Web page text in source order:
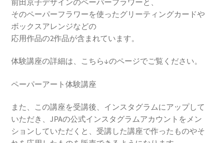
そのペーパーフラワーを使ったグリーティングカードや
ボックスアレンジなどの
応用作品の2作品が含まれています。
体験講座の詳細は、こちら↓のページでご覧ください。
ペーパーアート体験講座
また、この講座を受講後、インスタグラムにアップして
いただき、JPAの公式インスタグラムアカウントをメン
ションしていただくと、受講した講座で作ったものやそ